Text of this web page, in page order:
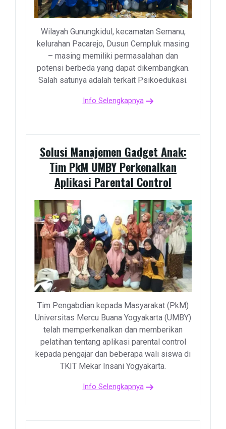
Wilayah Gunungkidul, kecamatan Semanu,
kelurahan Pacarejo, Dusun Cempluk masing
– masing memiliki permasalahan dan
potensi berbeda yang dapat dikembangkan.
Salah satunya adalah terkait Psikoedukasi.
Info Selengkapnya
Solusi Manajemen Gadget Anak:
Tim PkM UMBY Perkenalkan
Aplikasi Parental Control
Tim Pengabdian kepada Masyarakat (PkM)
Universitas Mercu Buana Yogyakarta (UMBY)
telah memperkenalkan dan memberikan
pelatihan tentang aplikasi parental control
kepada pengajar dan beberapa wali siswa di
TKIT Mekar Insani Yogyakarta.
Info Selengkapnya